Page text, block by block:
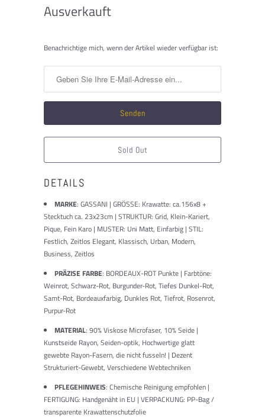
Ausverkauft
Benachrichtigen
wenn
verfügbar
ist:
Benachrichtige mich, wenn der Artikel wieder verfügbar ist:
Sold Out
DETAILS
MARKE: GASSANI | GRÖSSE: Krawatte: ca.156x8 +
Stecktuch ca. 23x23cm | STRUKTUR: Grid, Klein-Kariert,
Pique, Fein Karo | MUSTER: Uni Matt, Einfarbig | STIL:
Festlich, Zeitlos Elegant, Klassisch, Urban, Modern,
Business, Zeitlos
PRÄZISE FARBE: BORDEAUX-ROT Punkte | Farbtöne:
Weinrot, Schwarz-Rot, Burgunder-Rot, Tiefes Dunkel-Rot,
Samt-Rot, Bordeauxfarbig, Dunkles Rot, Tiefrot, Rosenrot,
Purpur-Rot
MATERIAL: 90% Viskose Microfaser, 10% Seide |
Kunstseide Rayon, Seiden-optik, Hochwertige glatt
gewebte Rayon-Fasern, die nicht fusseln! | Dezent
Strukturiert-Gewebt, Verschiedene Webtechniken
PFLEGEHINWEIS: Chemische Reinigung empfohlen |
FERTIGUNG: Handgenäht in EU | VERPACKUNG: PP-Bag /
transparente Krawattenschutzfolie